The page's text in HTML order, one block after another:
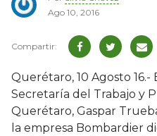
Ago 10, 2016
Querétaro, 10 Agosto
Secretaría del Trabajo y
Querétaro, Gaspar
la empresa Bombardier